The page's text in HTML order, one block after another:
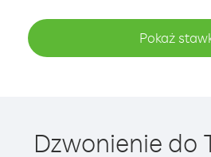
Pokaż
Dzwonienie do